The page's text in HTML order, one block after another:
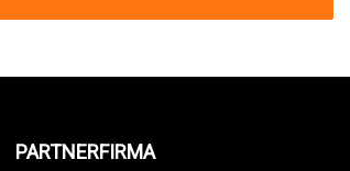
PARTNERFIRMA